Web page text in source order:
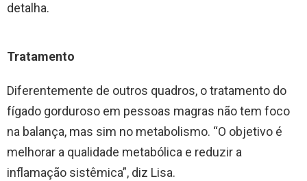
detalha.
Tratamento
Diferentemente de outros quadros, o tratamento do
fígado gorduroso em pessoas magras não tem foco
na balança, mas sim no metabolismo. “O objetivo é
melhorar a qualidade metabólica e reduzir a
inflamação sistêmica”, diz Lisa.